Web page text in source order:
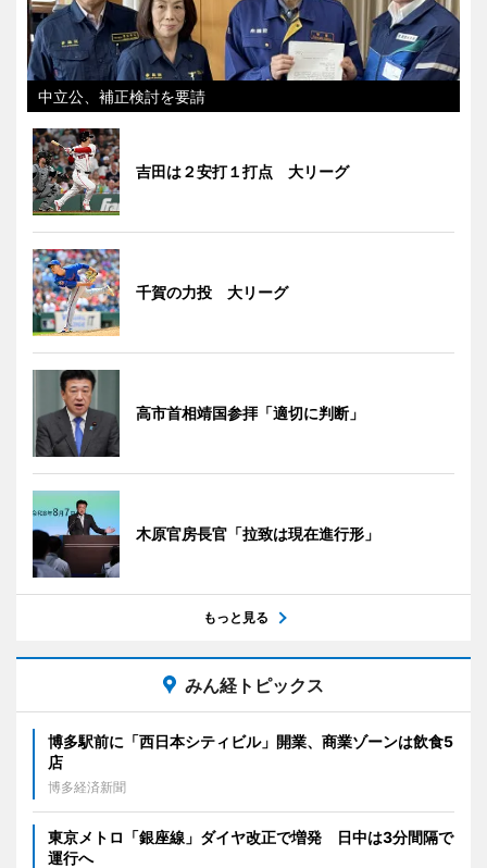
中立公、補正検討を要請
吉田は２安打１打点 大リーグ
千賀の力投 大リーグ
高市首相靖国参拝「適切に判断」
木原官房長官「拉致は現在進行形」
もっと見る
みん経トピックス
博多駅前に「西日本シティビル」開業、商業ゾーンは飲食5
店
博多経済新聞
東京メトロ「銀座線」ダイヤ改正で増発 日中は3分間隔で
運行へ